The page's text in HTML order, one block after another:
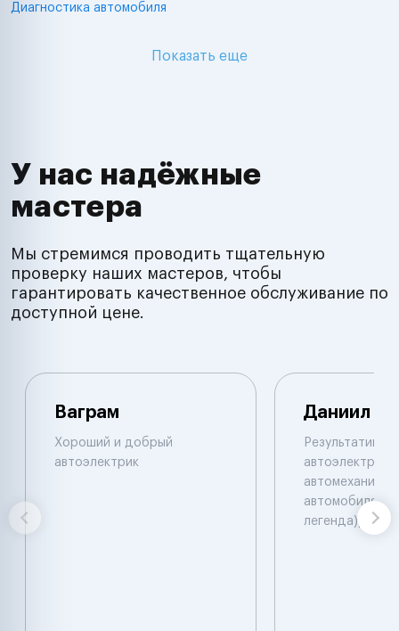
Диагностика автомобиля
Показать еще
У нас надёжные
мастера
Мы стремимся проводить тщательную
проверку наших мастеров, чтобы
гарантировать качественное обслуживание по
доступной цене.
Ваграм
Хороший и добрый
автоэлектрик
Даниил
автоэлектрик и
автомеханик
автомобилям.
легенда))